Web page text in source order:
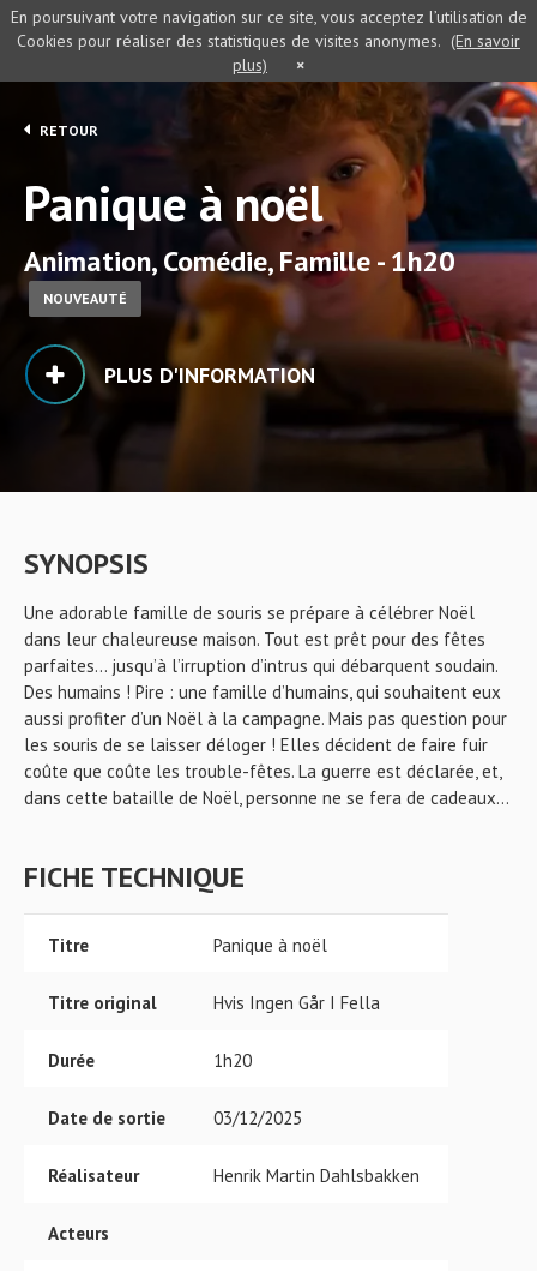
RETOUR
Panique à noël
Animation, Comédie, Famille - 1h20
NOUVEAUTÉ
PLUS D'INFORMATION
SYNOPSIS
Une adorable famille de souris se prépare à célébrer Noël
dans leur chaleureuse maison. Tout est prêt pour des fêtes
parfaites… jusqu’à l’irruption d’intrus qui débarquent soudain.
Des humains ! Pire : une famille d’humains, qui souhaitent eux
aussi profiter d’un Noël à la campagne. Mais pas question pour
les souris de se laisser déloger ! Elles décident de faire fuir
coûte que coûte les trouble-fêtes. La guerre est déclarée, et,
dans cette bataille de Noël, personne ne se fera de cadeaux…
FICHE TECHNIQUE
Titre Panique à noël
Titre original Hvis Ingen Går I Fella
Durée 1h20
Date de sortie 03/12/2025
Réalisateur Henrik Martin Dahlsbakken
Acteurs
En poursuivant votre navigation sur ce site, vous acceptez l’utilisation de
Cookies pour réaliser des statistiques de visites anonymes. (En savoir
plus)
×